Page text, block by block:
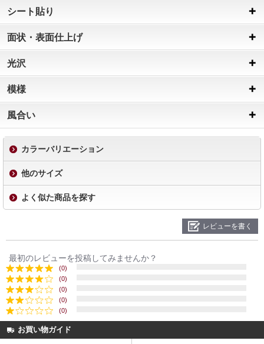
シート貼り
面状・表面仕上げ
光沢
模様
風合い
カラーバリエーション
他のサイズ
よく似た商品を探す
レビューを書く
最初のレビューを投稿してみませんか？
(0)
(0)
(0)
(0)
(0)
お買い物ガイド